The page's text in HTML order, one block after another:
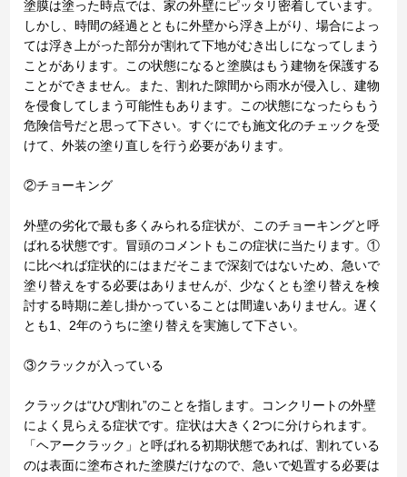
塗膜は塗った時点では、家の外壁にピッタリ密着しています。
しかし、時間の経過とともに外壁から浮き上がり、場合によっ
ては浮き上がった部分が割れて下地がむき出しになってしまう
ことがあります。この状態になると塗膜はもう建物を保護する
ことができません。また、割れた隙間から雨水が侵入し、建物
を侵食してしまう可能性もあります。この状態になったらもう
危険信号だと思って下さい。すぐにでも施文化のチェックを受
けて、外装の塗り直しを行う必要があります。
②チョーキング
外壁の劣化で最も多くみられる症状が、このチョーキングと呼
ばれる状態です。冒頭のコメントもこの症状に当たります。①
に比べれば症状的にはまだそこまで深刻ではないため、急いで
塗り替えをする必要はありませんが、少なくとも塗り替えを検
討する時期に差し掛かっていることは間違いありません。遅く
とも1、2年のうちに塗り替えを実施して下さい。
③クラックが入っている
クラックは“ひび割れ”のことを指します。コンクリートの外壁
によく見らえる症状です。症状は大きく2つに分けられます。
「ヘアークラック」と呼ばれる初期状態であれば、割れている
のは表面に塗布された塗膜だけなので、急いで処置する必要は